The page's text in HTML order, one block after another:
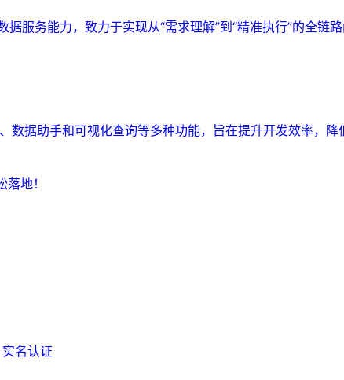
服务能力，致力于实现从“需求理解”到“精准执行”的全链
据助手和可视化查询等多种功能，旨在提升开发效率，降
地！
实名认证